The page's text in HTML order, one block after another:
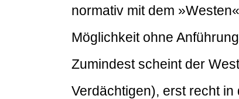
normativ mit dem
Möglichkeit ohne
Zumindest scheint der
Verdächtigen), erst recht